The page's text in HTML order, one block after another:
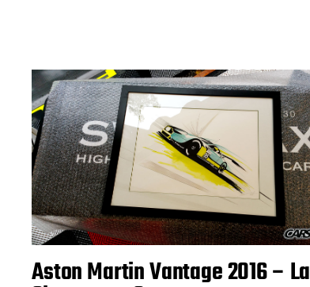
Aston Martin Vantage 2016 – La